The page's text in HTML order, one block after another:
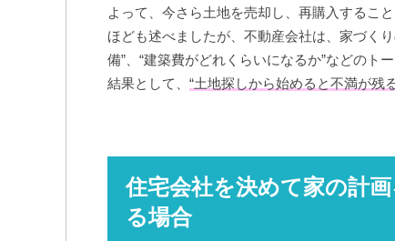
よって、今さら土地を売却し、再購入するこ
ほども述べましたが、不動産会社は、家づく
備”、“建築費がどれくらいになるか”などのト
結果として、 “土地探しから始めると不満が残
住宅会社を決めて家の計
る場合